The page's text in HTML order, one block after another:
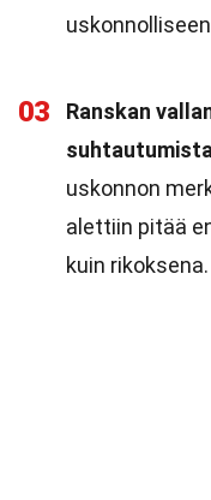
03
Ranskan
uskonnon
alettiin pitää
kuin rikoksena.